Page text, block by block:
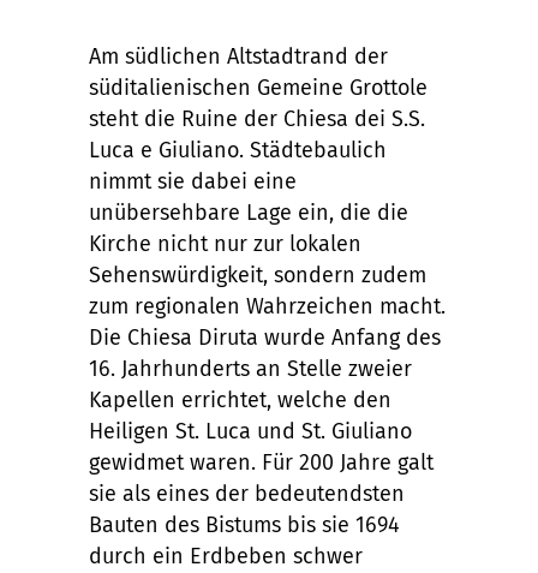
Am südlichen Altstadtrand der
süditalienischen Gemeine Grottole
steht die Ruine der Chiesa dei S.S.
Luca e Giuliano. Städtebaulich
nimmt sie dabei eine
unübersehbare Lage ein, die die
Kirche nicht nur zur lokalen
Sehenswürdigkeit, sondern zudem
zum regionalen Wahrzeichen macht.
Die Chiesa Diruta wurde Anfang des
16. Jahrhunderts an Stelle zweier
Kapellen errichtet, welche den
Heiligen St. Luca und St. Giuliano
gewidmet waren. Für 200 Jahre galt
sie als eines der bedeutendsten
Bauten des Bistums bis sie 1694
durch ein Erdbeben schwer